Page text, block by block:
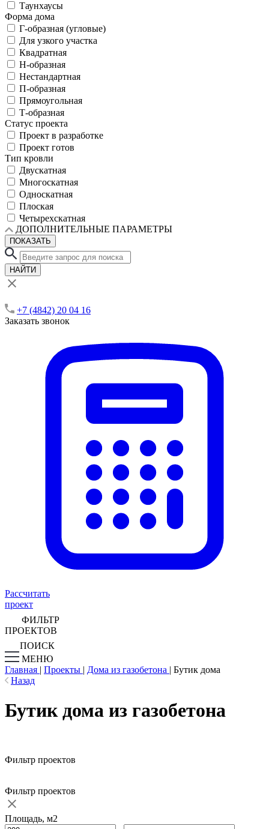
Таунхаусы
Форма дома
Г-образная (угловые)
Для узкого участка
Квадратная
Н-образная
Нестандартная
П-образная
Прямоугольная
Т-образная
Статус проекта
Проект в разработке
Проект готов
Тип кровли
Двускатная
Многоскатная
Односкатная
Плоская
Четырехскатная
ДОПОЛНИТЕЛЬНЫЕ ПАРАМЕТРЫ
ПОКАЗАТЬ
НАЙТИ
+7 (4842) 20 04 16
Заказать звонок
Рассчитать
проект
ФИЛЬТР
ПРОЕКТОВ
ПОИСК
МЕНЮ
Главная | Проекты | Дома из газобетона | Бутик дома
Назад
Бутик дома из газобетона
Фильтр проектов
Фильтр проектов
Площадь, м2